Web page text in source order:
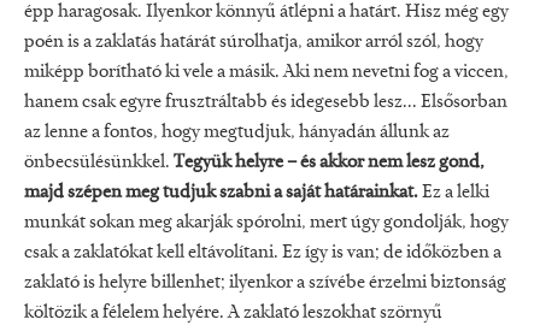
épp haragosak. Ilyenkor könnyű átlépni a határt. Hisz még egy
poén is a zaklatás határát súrolhatja, amikor arról szól, hogy
miképp borítható ki vele a másik. Aki nem nevetni fog a viccen,
hanem csak egyre frusztráltabb és idegesebb lesz... Elsősorban
az lenne a fontos, hogy megtudjuk, hányadán állunk az
önbecsülésünkkel. Tegyük helyre – és akkor nem lesz gond,
majd szépen meg tudjuk szabni a saját határainkat.Ez a lelki
munkát sokan meg akarják spórolni, mert úgy gondolják, hogy
csak a zaklatókat kell eltávolítani. Ez így is van; de időközben a
zaklató is helyre billenhet; ilyenkor a szívébe érzelmi biztonság
költözik a félelem helyére. A zaklató leszokhat szörnyű